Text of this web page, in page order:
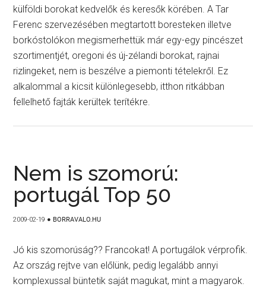
külföldi borokat kedvelők és keresők körében. A Tar
Ferenc szervezésében megtartott boresteken illetve
borkóstolókon megismerhettük már egy-egy pincészet
szortimentjét, oregoni és új-zélandi borokat, rajnai
rizlingeket, nem is beszélve a piemonti tételekről. Ez
alkalommal a kicsit különlegesebb, itthon ritkábban
fellelhető fajták kerültek terítékre.
Nem is szomorú:
portugál Top 50
2009-02-19 ● BORRAVALO.HU
Jó kis szomorúság?? Francokat! A portugálok vérprofik.
Az ország rejtve van előlünk, pedig legalább annyi
komplexussal büntetik saját magukat, mint a magyarok.